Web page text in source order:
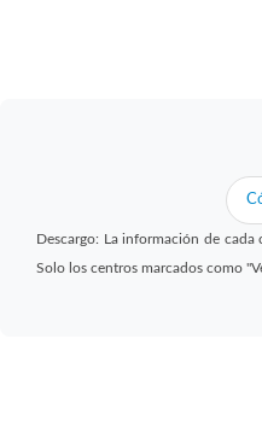
Descargo: La información de
Solo los centros marcados como